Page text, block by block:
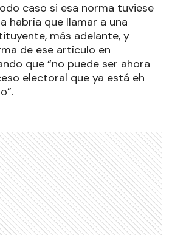
caso si esa norma tuviese
habría que llamar a una
más adelante, y
de ese artículo en
que “no puede ser ahora
electoral que ya está eh